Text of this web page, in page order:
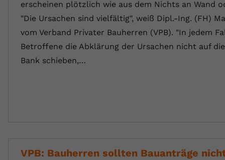
erscheinen plötzlich wie aus dem Nichts an Wand
"Die Ursachen sind vielfältig", weiß Dipl.-Ing. (FH)
vom Verband Privater Bauherren (VPB). "In jedem
Betroffene die Abklärung der Ursachen nicht auf
Bank schieben,…
VPB: Bauherren sollten Bauanträge